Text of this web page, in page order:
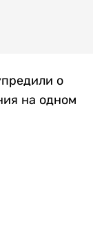
о
на одном